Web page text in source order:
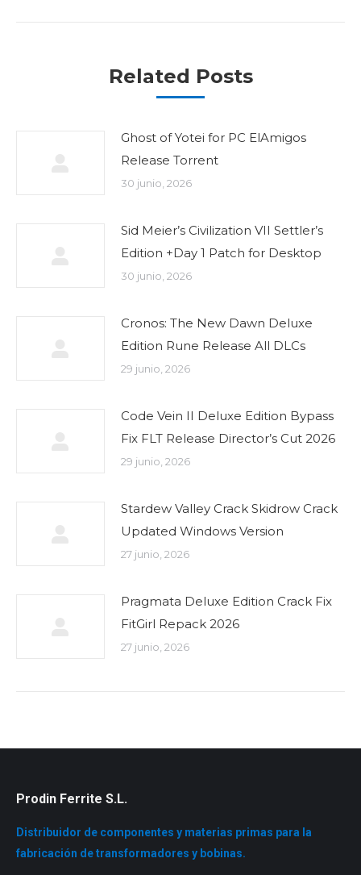
Related Posts
Ghost of Yotei for PC ElAmigos
Release Torrent
30 junio, 2026
Sid Meier’s Civilization VII Settler’s
Edition +Day 1 Patch for Desktop
30 junio, 2026
Cronos: The New Dawn Deluxe
Edition Rune Release All DLCs
29 junio, 2026
Code Vein II Deluxe Edition Bypass
Fix FLT Release Director’s Cut 2026
29 junio, 2026
Stardew Valley Crack Skidrow Crack
Updated Windows Version
27 junio, 2026
Pragmata Deluxe Edition Crack Fix
FitGirl Repack 2026
27 junio, 2026
Prodin Ferrite S.L.
Distribuidor de componentes y materias primas para la
fabricación de transformadores y bobinas.